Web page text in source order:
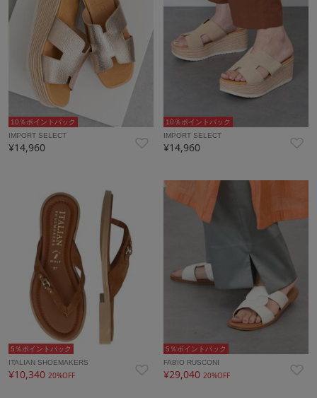
10％ポイントバック
IMPORT SELECT
¥14,960
10％ポイントバック
IMPORT SELECT
¥14,960
5％ポイントバック
ITALIAN SHOEMAKERS
¥10,340 20%OFF
5％ポイントバック
FABIO RUSCONI
¥29,04020%OFF